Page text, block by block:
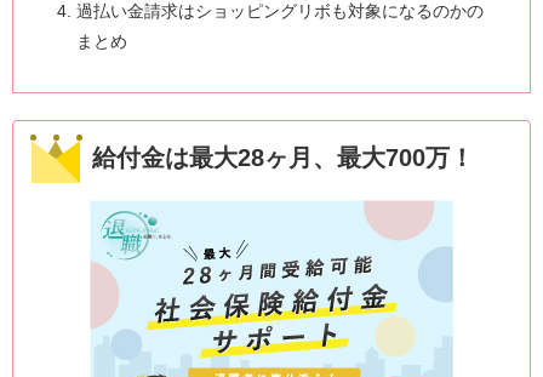
過払い金請求はショッピングリボも対象になるのかの
まとめ
給付金は最大28ヶ月、最大700万！